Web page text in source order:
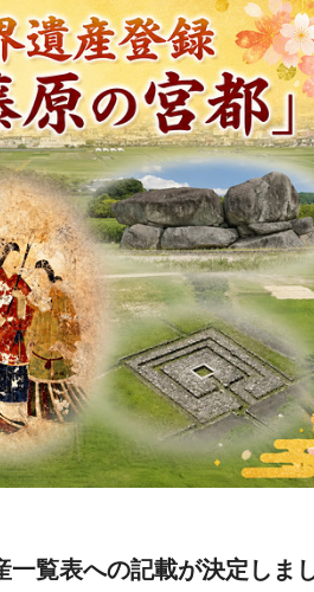
一覧表への記載が決定しま
県広報誌「
2026年8月